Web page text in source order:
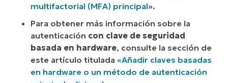
multifactorial (MFA) principal».
Para obtener más información sobre la
autenticación con clave de seguridad
basada en hardware, consulte la sección de
este artículo titulada «Añadir claves basadas
en hardware o un método de autenticación